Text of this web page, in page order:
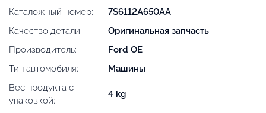
Каталожный номер:
7S6112A650AA
Качество детали:
Оригинальная запчасть
Производитель:
Ford OE
Тип автомобиля:
Машины
Вес продукта с
упаковкой:
4 kg